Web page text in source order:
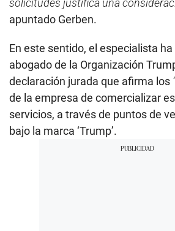
solicitudes justifica una
apuntado Gerben.
En este sentido, el especialista
abogado de la Organización
declaración jurada que afirma los
de la empresa de comercializar
servicios, a través de puntos de
bajo la marca ‘Trump’.